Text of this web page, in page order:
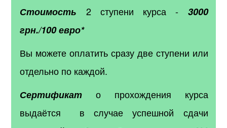
Стоимость
2 ступени курса - 3000
грн./100 евро*
Вы можете оплатить сразу две ступени или
отдельно по каждой.
Сертификат
о прохождения курса
выдаётся в случае успешной сдачи